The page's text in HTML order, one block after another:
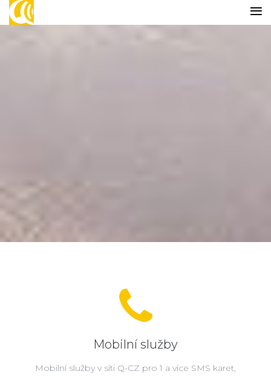
Mobilní služby
Mobilní služby v síti Q-CZ pro 1 a více SMS karet,